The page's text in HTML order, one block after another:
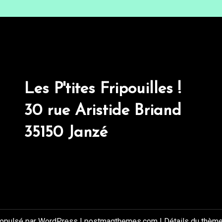
Les P'tites Fripouilles !
30 rue Aristide Briand
35150 Janzé